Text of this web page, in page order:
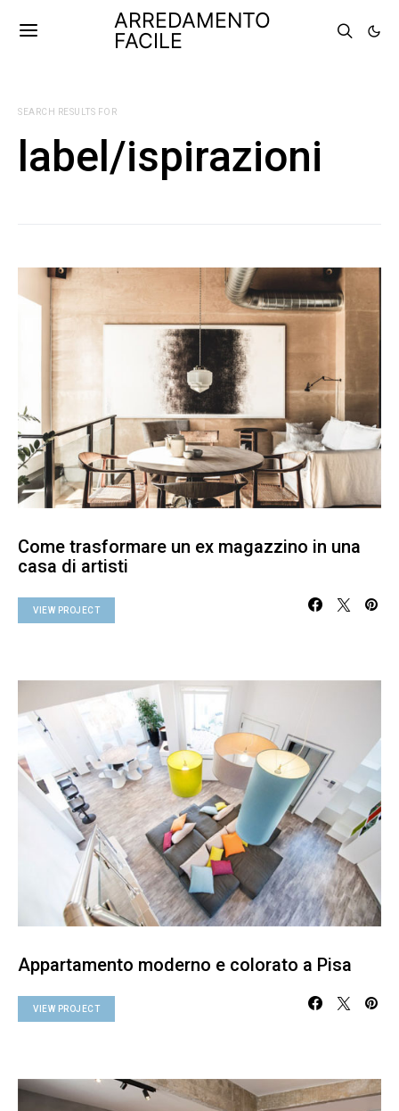
ARREDAMENTO
FACILE
SEARCH RESULTS FOR
label/ispirazioni
Come trasformare un ex magazzino in una
casa di artisti
VIEW PROJECT
Appartamento moderno e colorato a Pisa
VIEW PROJECT